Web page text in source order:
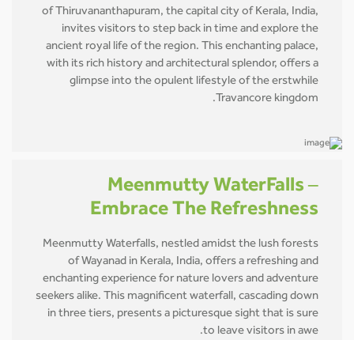
of Thiruvananthapuram, the capital city of Kerala, India,
invites visitors to step back in time and explore the
ancient royal life of the region. This enchanting palace,
with its rich history and architectural splendor, offers a
glimpse into the opulent lifestyle of the erstwhile
Travancore kingdom.
Meenmutty WaterFalls –
Embrace The Refreshness
Meenmutty Waterfalls, nestled amidst the lush forests
of Wayanad in Kerala, India, offers a refreshing and
enchanting experience for nature lovers and adventure
seekers alike. This magnificent waterfall, cascading down
in three tiers, presents a picturesque sight that is sure
to leave visitors in awe.